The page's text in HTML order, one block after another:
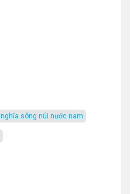
ý nghĩa sông núi nước nam